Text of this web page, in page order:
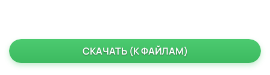
СКАЧАТЬ (К ФАЙЛАМ)